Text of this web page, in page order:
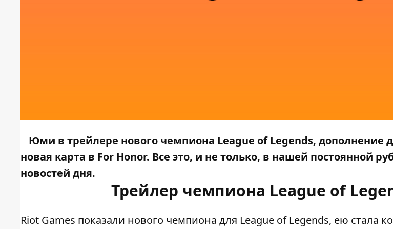
Юми в трейлере нового чемпиона League of Legends, дополнение
новая карта в For Honor. Все это, и не только, в нашей постоянной
новостей дня.
Трейлер чемпиона League of
Riot Games показали нового чемпиона для League of Legends, ею стала